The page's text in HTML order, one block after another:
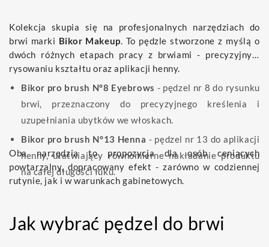
Kolekcja skupia się na profesjonalnych narzędziach do
brwi marki Bikor Makeup. To pędzle stworzone z myślą o
dwóch różnych etapach pracy z brwiami - precyzyjnym
rysowaniu kształtu oraz aplikacji henny.
Bikor pro brush N°8 Eyebrows - pędzel nr 8 do rysunku
brwi, przeznaczony do precyzyjnego kreślenia i
uzupełniania ubytków we włoskach.
Bikor pro brush N°13 Henna - pędzel nr 13 do aplikacji
henny, ułatwiający równomierne nakładanie produktu
na całej długości łuku.
Oba narzędzia to propozycja dla osób ceniących
powtarzalny, dopracowany efekt - zarówno w codziennej
rutynie, jak i w warunkach gabinetowych.
Jak wybrać pędzel do brwi